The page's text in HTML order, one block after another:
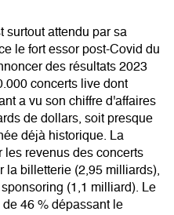
surtout attendu par sa
le fort essor post-Covid du
des résultats 2023
concerts live dont
a vu son chiffre d'affaires
de dollars, soit presque
déjà historique. La
les revenus des concerts
la billetterie (2,95 milliards),
(1,1 milliard). Le
46 % dépassant le